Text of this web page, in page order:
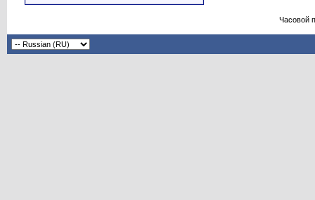
Часовой